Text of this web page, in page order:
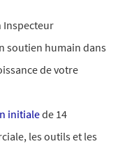
Inspecteur
soutien humain dans
de votre
initialede 14
les outils et les